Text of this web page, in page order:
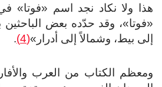
هذا ولا نكاد نجد اسم «فوتا»
«فوتا»، وقد حدّده بعض الباحثين
إلى بيط، وشمالاً إلى أدرار»(4)
.
ومعظم الكتاب من العرب